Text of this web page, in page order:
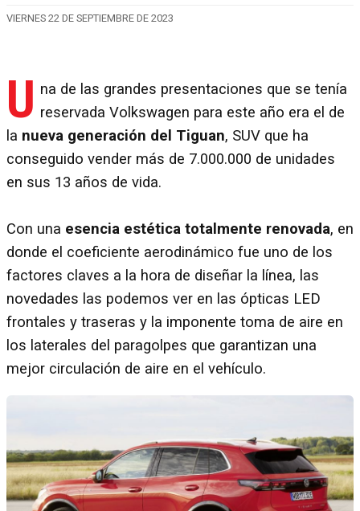
VIERNES 22 DE SEPTIEMBRE DE 2023
U na de las grandes presentaciones que se tenía
reservada Volkswagen para este año era el de
la nueva generación del Tiguan, SUV que ha
conseguido vender más de 7.000.000 de unidades
en sus 13 años de vida.
Con una esencia estética totalmente renovada, en
donde el coeficiente aerodinámico fue uno de los
factores claves a la hora de diseñar la línea, las
novedades las podemos ver en las ópticas LED
frontales y traseras y la imponente toma de aire en
los laterales del paragolpes que garantizan una
mejor circulación de aire en el vehículo.